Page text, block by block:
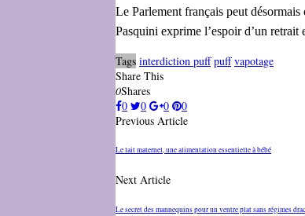
Le Parlement français peut
Pasquini exprime l’espoir d’un
Tags interdiction puff puff vapotage
Share This
0Shares
0
0 0
0
Previous Article
Le lait maternel, une alimentation essentielle à bébé
Next Article
Le secret des mannequins pour un ventre plat sans régimes